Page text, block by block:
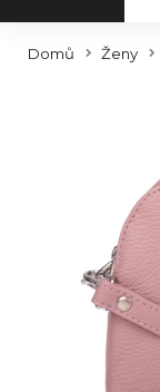
Domů Ženy